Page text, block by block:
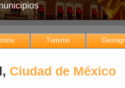
Turismo
Ciudad de México